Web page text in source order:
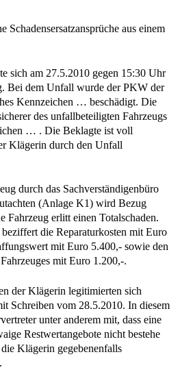
Schadensersatzansprüche aus einem
sich am 27.5.2010 gegen 15:30 Uhr
Bei dem Unfall wurde der PKW der
Kennzeichen … beschädigt. Die
des unfallbeteiligten Fahrzeugs
… . Die Beklagte ist voll
Klägerin durch den Unfall
durch das Sachverständigenbüro
(Anlage K1) wird Bezug
Fahrzeug erlitt einen Totalschaden.
die Reparaturkosten mit Euro
mit Euro 5.400,- sowie den
mit Euro 1.200,-.
der Klägerin legitimierten sich
Schreiben vom 28.5.2010. In diesem
unter anderem mit, dass eine
Restwertangebote nicht bestehe
Klägerin gegebenenfalls